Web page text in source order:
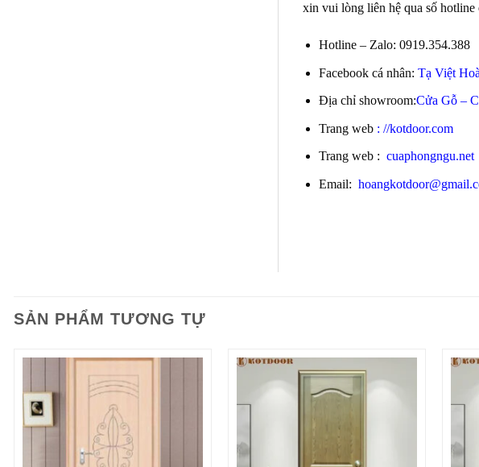
xin vui lòng liên hệ qua số hotline
Hotline – Zalo: 0919.354.388
Facebook cá nhân:Tạ Việt
Địa chỉ showroom:Cửa Gỗ –
Trang web ://kotdoor.com
Trang web :cuaphongngu.net
Email:
SẢN PHẨM TƯƠNG TỰ